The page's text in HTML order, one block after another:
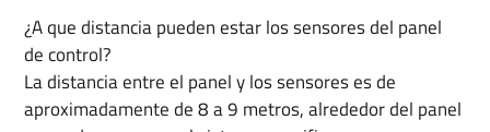
¿A que distancia pueden estar los sensores del panel
de control?
La distancia entre el panel y los sensores es de
aproximadamente de 8 a 9 metros, alrededor del panel